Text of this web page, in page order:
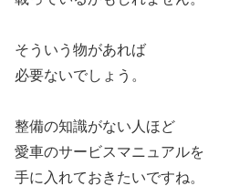
そういう物があれば
必要ないでしょう。
整備の知識がない人ほど
愛車のサービスマニュアルを
手に入れておきたいですね。